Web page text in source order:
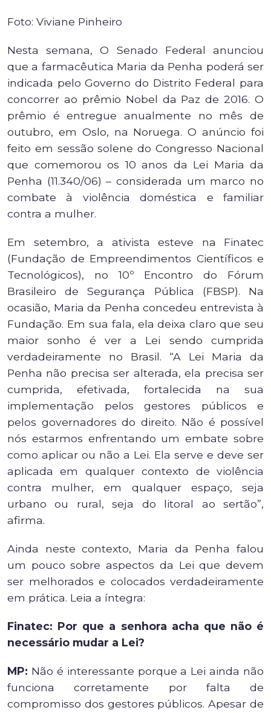
Foto: Viviane Pinheiro
Nesta semana, O Senado Federal anunciou
que a farmacêutica Maria da Penha poderá ser
indicada pelo Governo do Distrito Federal para
concorrer ao prêmio Nobel da Paz de 2016. O
prêmio é entregue anualmente no mês de
outubro, em Oslo, na Noruega. O anúncio foi
feito em sessão solene do Congresso Nacional
que comemorou os 10 anos da Lei Maria da
Penha (11.340/06) – considerada um marco no
combate à violência doméstica e familiar
contra a mulher.
Em setembro, a ativista esteve na Finatec
(Fundação de Empreendimentos Científicos e
Tecnológicos), no 10º Encontro do Fórum
Brasileiro de Segurança Pública (FBSP). Na
ocasião, Maria da Penha concedeu entrevista à
Fundação. Em sua fala, ela deixa claro que seu
maior sonho é ver a Lei sendo cumprida
verdadeiramente no Brasil. “A Lei Maria da
Penha não precisa ser alterada, ela precisa ser
cumprida, efetivada, fortalecida na sua
implementação pelos gestores públicos e
pelos governadores do direito. Não é possível
nós estarmos enfrentando um embate sobre
como aplicar ou não a Lei. Ela serve e deve ser
aplicada em qualquer contexto de violência
contra mulher, em qualquer espaço, seja
urbano ou rural, seja do litoral ao sertão”,
afirma.
Ainda neste contexto, Maria da Penha falou
um pouco sobre aspectos da Lei que devem
ser melhorados e colocados verdadeiramente
em prática. Leia a íntegra:
Finatec: Por que a senhora acha que não é
necessário mudar a Lei?
MP: Não é interessante porque a Lei ainda não
funciona corretamente por falta de
compromisso dos gestores públicos. Apesar de